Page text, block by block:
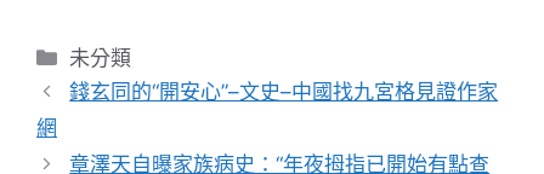
分
類
未分類
錢玄同的“開安心”–文史–中國找九宮格見證作家
網
章澤天自曝家族病史：“年夜拇指已開始有點查